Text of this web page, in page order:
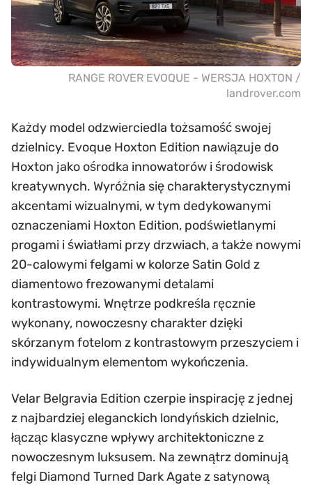
RANGE ROVER EVOQUE - WERSJA HOXTON /
landrover.com
Każdy model odzwierciedla tożsamość swojej
dzielnicy. Evoque Hoxton Edition nawiązuje do
Hoxton jako ośrodka innowatorów i środowisk
kreatywnych. Wyróżnia się charakterystycznymi
akcentami wizualnymi, w tym dedykowanymi
oznaczeniami Hoxton Edition, podświetlanymi
progami i światłami przy drzwiach, a także nowymi
20-calowymi felgami w kolorze Satin Gold z
diamentowo frezowanymi detalami
kontrastowymi. Wnętrze podkreśla ręcznie
wykonany, nowoczesny charakter dzięki
skórzanym fotelom z kontrastowym przeszyciem i
indywidualnym elementom wykończenia.
Velar Belgravia Edition czerpie inspirację z jednej
z najbardziej eleganckich londyńskich dzielnic,
łącząc klasyczne wpływy architektoniczne z
nowoczesnym luksusem. Na zewnątrz dominują
felgi Diamond Turned Dark Agate z satynową